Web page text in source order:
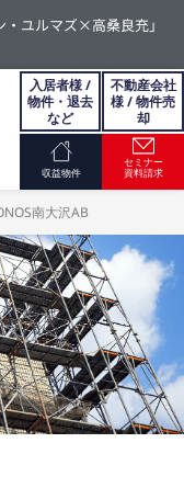
ユルマズ×高桑良充」
入居者様 /
物件・退去
など
不動産会社
様 / 物件売
却
収益物件
セミナー
資料請求
南大沢AB